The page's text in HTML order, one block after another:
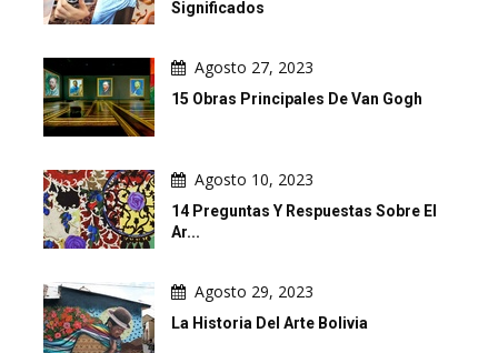
Significados
Agosto 27, 2023
15 Obras Principales De Van Gogh
Agosto 10, 2023
14 Preguntas Y Respuestas Sobre El
Ar...
Agosto 29, 2023
La Historia Del Arte Bolivia